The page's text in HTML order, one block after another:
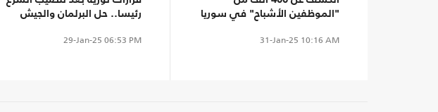
"الموظفين الأشباح" في سوريا
31-Jan-25 10:16 AM
رئيسا.. حل البرلمان والجيش
بدستور 2012 29-Jan-25 06:53 PM